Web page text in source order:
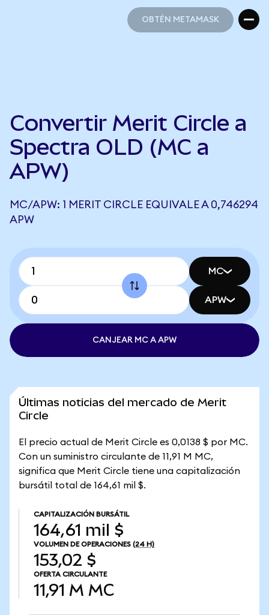
OBTÉN METAMASK
Convertir Merit Circle a
Spectra OLD (MC a
APW)
MC/APW: 1 MERIT CIRCLE EQUIVALE A 0,746294
APW
MC
APW
CANJEAR MC A APW
Últimas noticias del mercado de Merit
Circle
El precio actual de Merit Circle es 0,0138 $ por MC.
Con un suministro circulante de 11,91 M MC,
significa que Merit Circle tiene una capitalización
bursátil total de 164,61 mil $.
CAPITALIZACIÓN BURSÁTIL
164,61 mil $
VOLUMEN DE OPERACIONES (24 H)
153,02 $
OFERTA CIRCULANTE
11,91 M MC